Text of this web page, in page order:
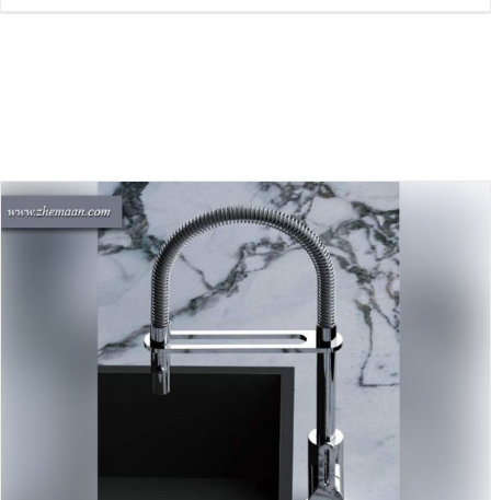
بهترین شیرآلات آشپزخانه ایتالیایی با طراحی منحصر به فرد